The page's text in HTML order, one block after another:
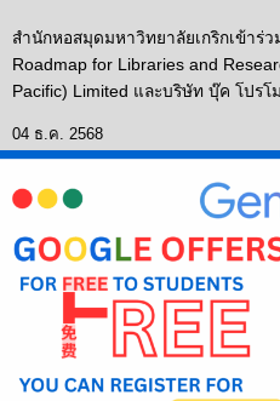
สำนักหอสมุดมหาวิทยาลัยเกริกเข้าร่
Roadmap for Libraries and
Pacific) Limited และบริษัท บุ๊ค โปร
04 ธ.ค. 2568